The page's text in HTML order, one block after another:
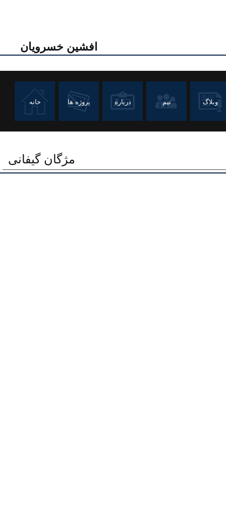
افشین خسرویان
خانه پروژه ها درباره تیم وبلاگ
مژگان گیفانی